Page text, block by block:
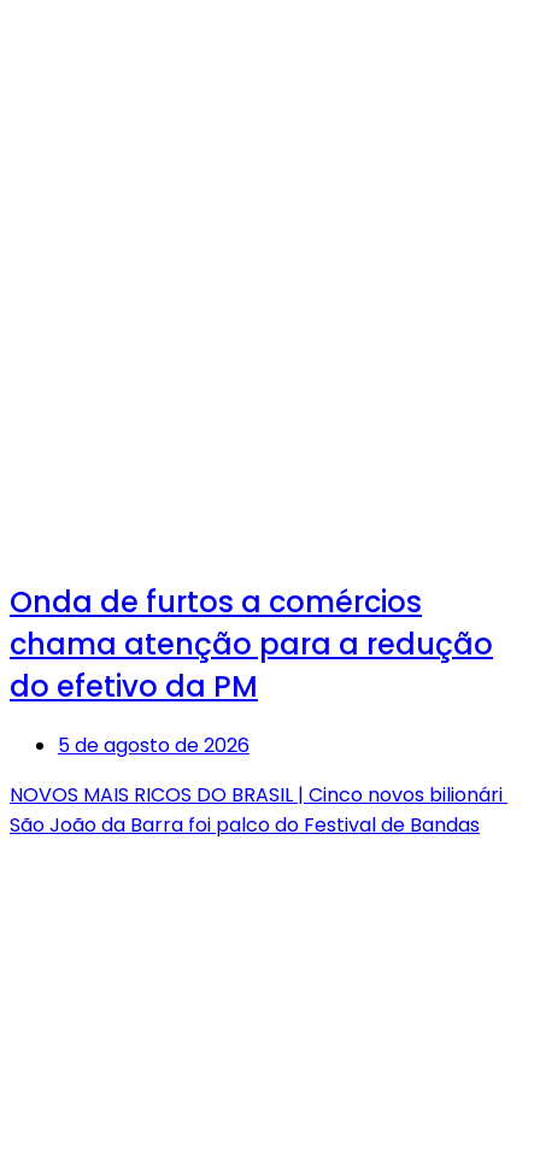
Onda de furtos a comércios
chama atenção para a redução
do efetivo da PM
5 de agosto de 2026
NOVOS MAIS RICOS DO BRASIL | Cinco novos bilionári
São João da Barra foi palco do Festival de Bandas